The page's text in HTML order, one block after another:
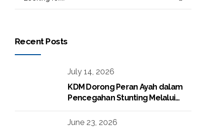
Recent Posts
July 14, 2026
KDM Dorong Peran Ayah dalam
Pencegahan Stunting Melalui
Program KDM Peduli Stunting
2026
June 23, 2026